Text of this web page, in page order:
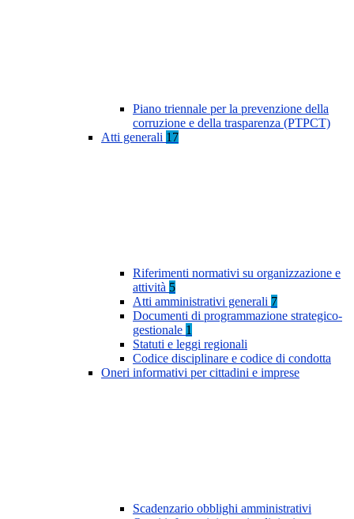
Piano triennale per la prevenzione della
corruzione e della trasparenza (PTPCT)
Atti generali 17
Riferimenti normativi su organizzazione e
attività 5
Atti amministrativi generali 7
Documenti di programmazione strategico-
gestionale 1
Statuti e leggi regionali
Codice disciplinare e codice di condotta
Oneri informativi per cittadini e imprese
Scadenzario obblighi amministrativi